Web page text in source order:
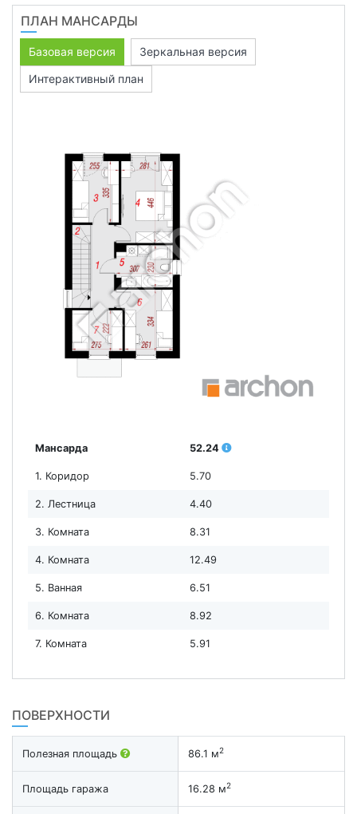
ПЛАН МАНСАРДЫ
Базовая версия
Зеркальная версия
Интерактивный план
Мансарда 52.24
1. Коридор 5.70
2. Лестница 4.40
3. Комната 8.31
4. Комната 12.49
5. Ванная 6.51
6. Комната 8.92
7. Комната 5.91
ПОВЕРХНОСТИ
Полезная площадь 86.1 м2
Площадь гаража 16.28 м2